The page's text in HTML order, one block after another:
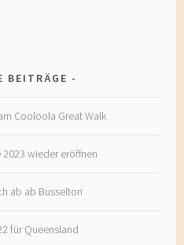
BEITRÄGE
Cooloola Great Walk
wieder eröffnen
ab ab Busselton
für Queensland